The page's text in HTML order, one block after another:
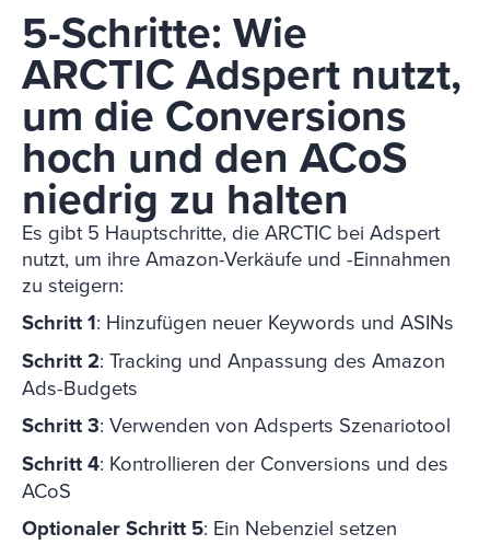
5-Schritte: Wie
ARCTIC Adspert nutzt,
um die Conversions
hoch und den ACoS
niedrig zu halten
Es gibt 5 Hauptschritte, die ARCTIC bei Adspert
nutzt, um ihre Amazon-Verkäufe und -Einnahmen
zu steigern:
Schritt 1: Hinzufügen neuer Keywords und ASINs
Schritt 2: Tracking und Anpassung des Amazon
Ads-Budgets
Schritt 3: Verwenden von Adsperts Szenariotool
Schritt 4: Kontrollieren der Conversions und des
ACoS
Optionaler Schritt 5: Ein Nebenziel setzen